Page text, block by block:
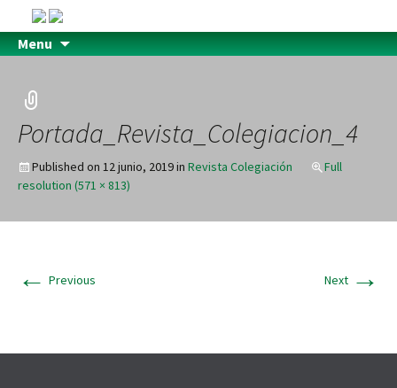
Menu
Portada_Revista_Colegiacion_4
Published on 12 junio, 2019in Revista Colegiación
Full
resolution (571 × 813)
← Previous Next →